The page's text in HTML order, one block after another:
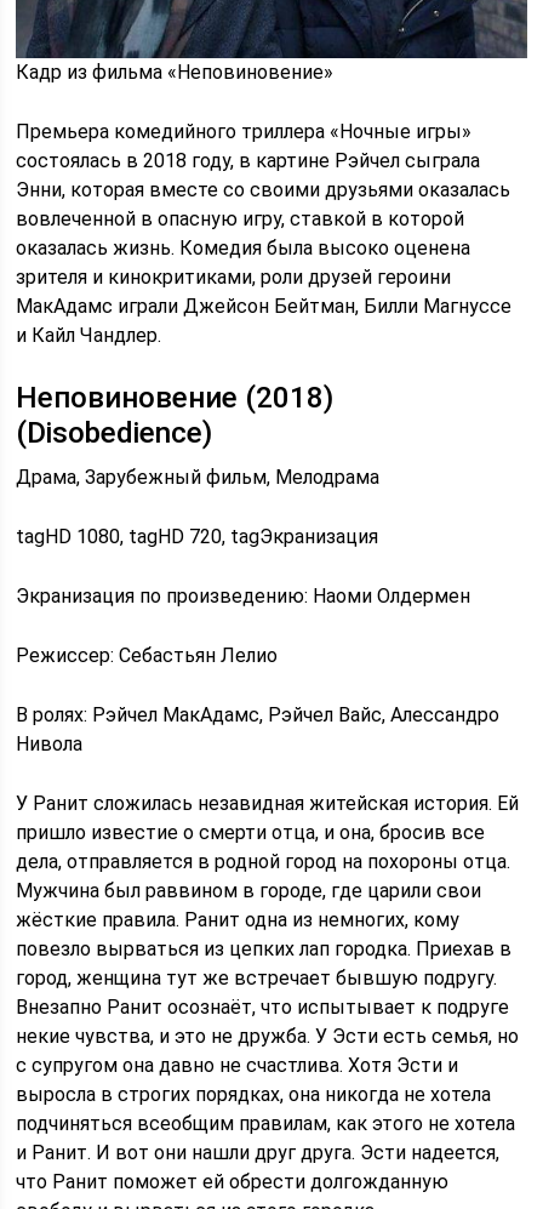
Кадр из фильма «Неповиновение»
Премьера комедийного триллера «Ночные игры»
состоялась в 2018 году, в картине Рэйчел сыграла
Энни, которая вместе со своими друзьями оказалась
вовлеченной в опасную игру, ставкой в которой
оказалась жизнь. Комедия была высоко оценена
зрителя и кинокритиками, роли друзей героини
МакАдамс играли Джейсон Бейтман, Билли Магнуссе
и Кайл Чандлер.
Неповиновение (2018)
(Disobedience)
Драма, Зарубежный фильм, Мелодрама
tagHD 1080, tagHD 720, tagЭкранизация
Экранизация по произведению: Наоми Олдермен
Режиссер: Себастьян Лелио
В ролях: Рэйчел МакАдамс, Рэйчел Вайс, Алессандро
Нивола
У Ранит сложилась незавидная житейская история. Ей
пришло известие о смерти отца, и она, бросив все
дела, отправляется в родной город на похороны отца.
Мужчина был раввином в городе, где царили свои
жёсткие правила. Ранит одна из немногих, кому
повезло вырваться из цепких лап городка. Приехав в
город, женщина тут же встречает бывшую подругу.
Внезапно Ранит осознаёт, что испытывает к подруге
некие чувства, и это не дружба. У Эсти есть семья, но
с супругом она давно не счастлива. Хотя Эсти и
выросла в строгих порядках, она никогда не хотела
подчиняться всеобщим правилам, как этого не хотела
и Ранит. И вот они нашли друг друга. Эсти надеется,
что Ранит поможет ей обрести долгожданную